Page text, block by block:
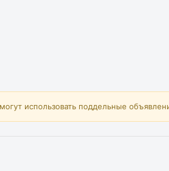
использовать поддельные